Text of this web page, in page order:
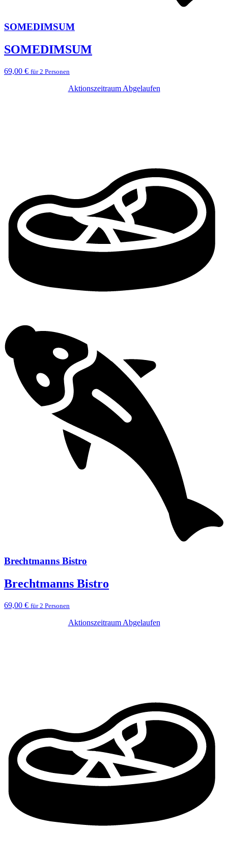
SOMEDIMSUM
SOMEDIMSUM
69,00 € für 2 Personen
Aktionszeitraum Abgelaufen
Brechtmanns Bistro
Brechtmanns Bistro
69,00 € für 2 Personen
Aktionszeitraum Abgelaufen